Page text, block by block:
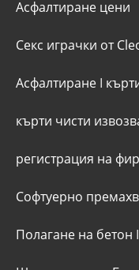
Асфалтиране цени
Секс играчки от
Асфалтиране I
кърти чисти
регистрация на
Софтуерно
Полагане на бетон I